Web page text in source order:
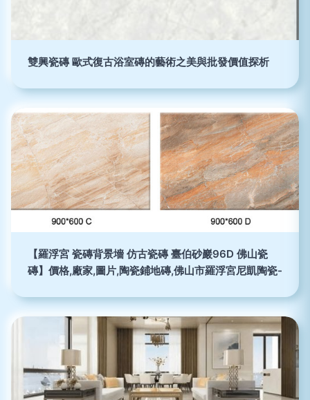
雙興瓷磚 歐式復古浴室磚的藝術之美與批發價值探析
【羅浮宮 瓷磚背景墻 仿古瓷磚 臺伯砂巖96D 佛山瓷
磚】價格,廠家,圖片,陶瓷鋪地磚,佛山市羅浮宮尼凱陶瓷-